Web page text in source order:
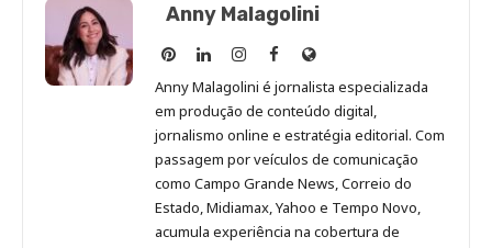
Anny Malagolini
Anny
Malagolini
no
Pinterest
Anny
Malagolini
no
LinkedIn
Anny
Malagolini
no
Instagram
Anny
Malagolini
no
Facebook
Site
de
Anny
Malagolini
Anny Malagolini é jornalista especializada
em produção de conteúdo digital,
jornalismo online e estratégia editorial. Com
passagem por veículos de comunicação
como Campo Grande News, Correio do
Estado, Midiamax, Yahoo e Tempo Novo,
acumula experiência na cobertura de